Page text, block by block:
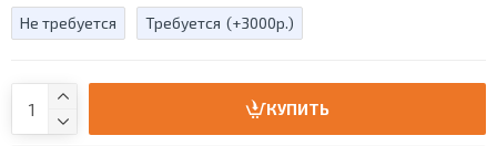
Не требуется
Требуется (+3000р.)
КУПИТЬ